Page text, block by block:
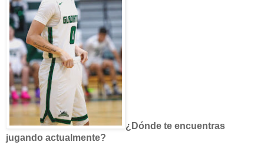
¿Dónde te encuentras
jugando actualmente?